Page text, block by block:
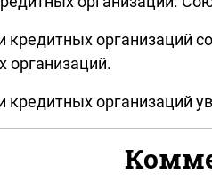
организаций
организаций.
организаций